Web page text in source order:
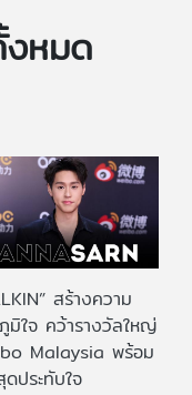
หมด
สร้างความ
มิใจ คว้ารางวัลใหญ่
Malaysia พร้อม
ดประทับใจ